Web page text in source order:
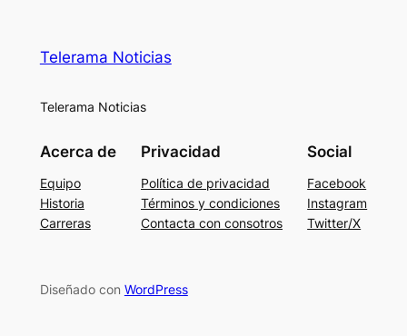
Telerama Noticias
Telerama Noticias
Acerca de
Equipo
Historia
Carreras
Privacidad
Política de privacidad
Términos y condiciones
Contacta con consotros
Social
Facebook
Instagram
Twitter/X
Diseñado con WordPress